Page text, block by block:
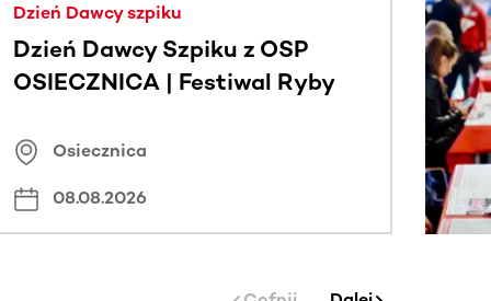
Dzień Dawcy szpiku
Dzień Dawcy Szpiku z OSP
OSIECZNICA | Festiwal Ryby
Osiecznica
08.08.2026